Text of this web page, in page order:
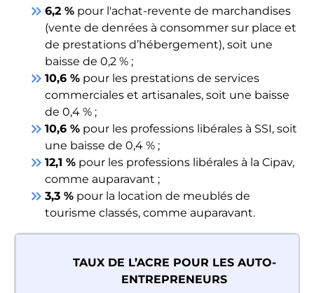
keyboard_double_arrow_right 6,2 % pour l'achat-revente de marchandises
(vente de denrées à consommer sur place et
de prestations d’hébergement), soit une
baisse de 0,2 % ;
keyboard_double_arrow_right 10,6 % pour les prestations de services
commerciales et artisanales, soit une baisse
de 0,4 % ;
keyboard_double_arrow_right 10,6 % pour les professions libérales à SSI, soit
une baisse de 0,4 % ;
keyboard_double_arrow_right 12,1 % pour les professions libérales à la Cipav,
comme auparavant ;
keyboard_double_arrow_right 3,3 % pour la location de meublés de
tourisme classés, comme auparavant.
TAUX DE L’ACRE POUR LES AUTO-
ENTREPRENEURS